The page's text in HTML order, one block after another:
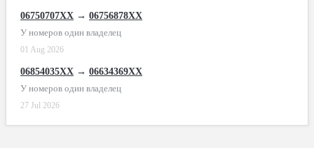
06750707XX → 06756878XX
У номеров один владелец
01 Aug 2026
06854035XX → 06634369XX
У номеров один владелец
27 Jul 2026